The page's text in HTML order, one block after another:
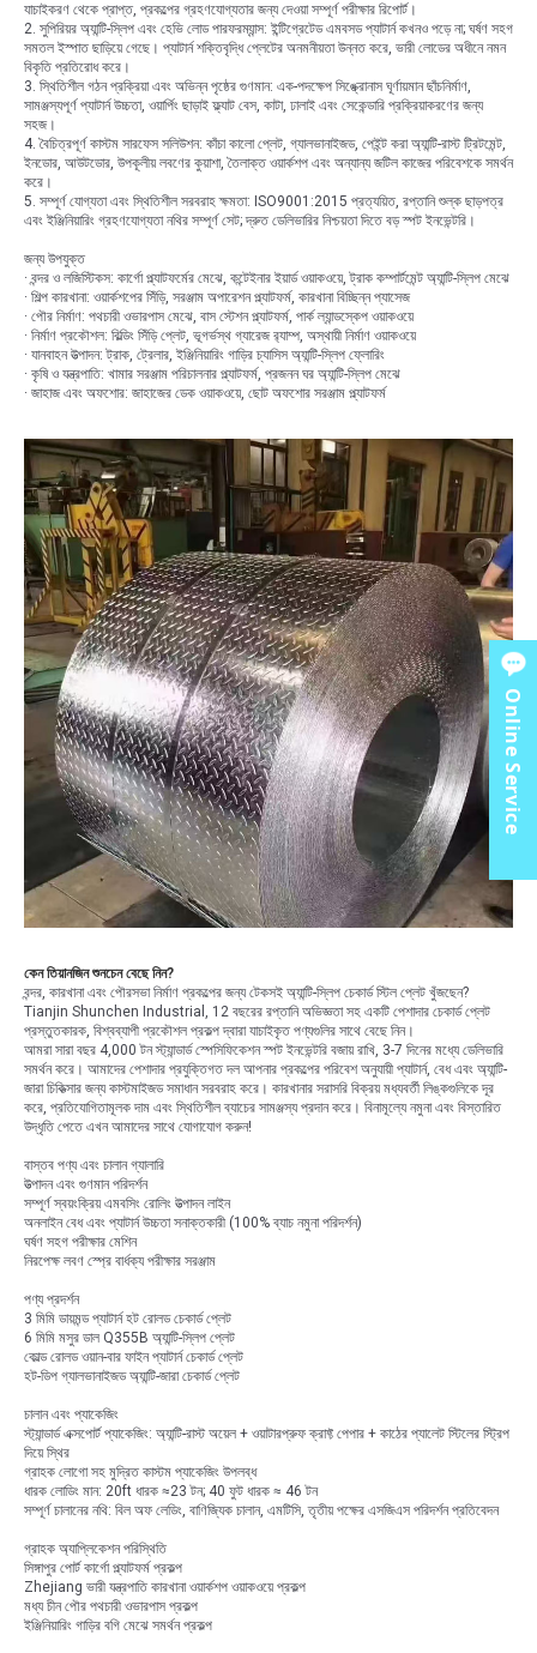
যাচাইকরণ থেকে প্রাপ্ত, প্রকল্পের গ্রহণযোগ্যতার জন্য দেওয়া সম্পূর্ণ পরীক্ষার রিপোর্ট।
2. সুপিরিয়র অ্যান্টি-স্লিপ এবং হেভি লোড পারফরম্যান্স: ইন্টিগ্রেটেড এমবসড প্যাটার্ন কখনও পড়ে না; ঘর্ষণ সহগ
সমতল ইস্পাত ছাড়িয়ে গেছে। প্যাটার্ন শক্তিবৃদ্ধি প্লেটের অনমনীয়তা উন্নত করে, ভারী লোডের অধীনে নমন
বিকৃতি প্রতিরোধ করে।
3. স্থিতিশীল গঠন প্রক্রিয়া এবং অভিন্ন পৃষ্ঠের গুণমান: এক-পদক্ষেপ সিঙ্ক্রোনাস ঘূর্ণায়মান ছাঁচনির্মাণ,
সামঞ্জস্যপূর্ণ প্যাটার্ন উচ্চতা, ওয়ার্পিং ছাড়াই ফ্ল্যাট বেস, কাটা, ঢালাই এবং সেকেন্ডারি প্রক্রিয়াকরণের জন্য
সহজ।
4. বৈচিত্রপূর্ণ কাস্টম সারফেস সলিউশন: কাঁচা কালো প্লেট, গ্যালভানাইজড, পেইন্ট করা অ্যান্টি-রাস্ট ট্রিটমেন্ট,
ইনডোর, আউটডোর, উপকূলীয় লবণের কুয়াশা, তৈলাক্ত ওয়ার্কশপ এবং অন্যান্য জটিল কাজের পরিবেশকে সমর্থন
করে।
5. সম্পূর্ণ যোগ্যতা এবং স্থিতিশীল সরবরাহ ক্ষমতা: ISO9001:2015 প্রত্যয়িত, রপ্তানি শুল্ক ছাড়পত্র
এবং ইঞ্জিনিয়ারিং গ্রহণযোগ্যতা নথির সম্পূর্ণ সেট; দ্রুত ডেলিভারির নিশ্চয়তা দিতে বড় স্পট ইনভেন্টরি।
জন্য উপযুক্ত
· বন্দর ও লজিস্টিকস: কার্গো প্ল্যাটফর্মের মেঝে, কন্টেইনার ইয়ার্ড ওয়াকওয়ে, ট্রাক কম্পার্টমেন্ট অ্যান্টি-স্লিপ মেঝে
· শিল্প কারখানা: ওয়ার্কশপের সিঁড়ি, সরঞ্জাম অপারেশন প্ল্যাটফর্ম, কারখানা বিচ্ছিন্ন প্যাসেজ
· পৌর নির্মাণ: পথচারী ওভারপাস মেঝে, বাস স্টেশন প্ল্যাটফর্ম, পার্ক ল্যান্ডস্কেপ ওয়াকওয়ে
· নির্মাণ প্রকৌশল: বিল্ডিং সিঁড়ি প্লেট, ভূগর্ভস্থ গ্যারেজ র‌্যাম্প, অস্থায়ী নির্মাণ ওয়াকওয়ে
· যানবাহন উত্পাদন: ট্রাক, ট্রেলার, ইঞ্জিনিয়ারিং গাড়ির চ্যাসিস অ্যান্টি-স্লিপ ফ্লোরিং
· কৃষি ও যন্ত্রপাতি: খামার সরঞ্জাম পরিচালনার প্ল্যাটফর্ম, প্রজনন ঘর অ্যান্টি-স্লিপ মেঝে
· জাহাজ এবং অফশোর: জাহাজের ডেক ওয়াকওয়ে, ছোট অফশোর সরঞ্জাম প্ল্যাটফর্ম
কেন তিয়ানজিন শুনচেন বেছে নিন?
বন্দর, কারখানা এবং পৌরসভা নির্মাণ প্রকল্পের জন্য টেকসই অ্যান্টি-স্লিপ চেকার্ড স্টিল প্লেট খুঁজছেন?
Tianjin Shunchen Industrial, 12 বছরের রপ্তানি অভিজ্ঞতা সহ একটি পেশাদার চেকার্ড প্লেট
প্রস্তুতকারক, বিশ্বব্যাপী প্রকৌশল প্রকল্প দ্বারা যাচাইকৃত পণ্যগুলির সাথে বেছে নিন।
আমরা সারা বছর 4,000 টন স্ট্যান্ডার্ড স্পেসিফিকেশন স্পট ইনভেন্টরি বজায় রাখি, 3-7 দিনের মধ্যে ডেলিভারি
সমর্থন করে। আমাদের পেশাদার প্রযুক্তিগত দল আপনার প্রকল্পের পরিবেশ অনুযায়ী প্যাটার্ন, বেধ এবং অ্যান্টি-
জারা চিকিত্সার জন্য কাস্টমাইজড সমাধান সরবরাহ করে। কারখানার সরাসরি বিক্রয় মধ্যবর্তী লিঙ্কগুলিকে দূর
করে, প্রতিযোগিতামূলক দাম এবং স্থিতিশীল ব্যাচের সামঞ্জস্য প্রদান করে। বিনামূল্যে নমুনা এবং বিস্তারিত
উদ্ধৃতি পেতে এখন আমাদের সাথে যোগাযোগ করুন!
বাস্তব পণ্য এবং চালান গ্যালারি
উত্পাদন এবং গুণমান পরিদর্শন
সম্পূর্ণ স্বয়ংক্রিয় এমবসিং রোলিং উত্পাদন লাইন
অনলাইন বেধ এবং প্যাটার্ন উচ্চতা সনাক্তকারী (100% ব্যাচ নমুনা পরিদর্শন)
ঘর্ষণ সহগ পরীক্ষার মেশিন
নিরপেক্ষ লবণ স্প্রে বার্ধক্য পরীক্ষার সরঞ্জাম
পণ্য প্রদর্শন
3 মিমি ডায়মন্ড প্যাটার্ন হট রোলড চেকার্ড প্লেট
6 মিমি মসুর ডাল Q355B অ্যান্টি-স্লিপ প্লেট
কোল্ড রোলড ওয়ান-বার ফাইন প্যাটার্ন চেকার্ড প্লেট
হট-ডিপ গ্যালভানাইজড অ্যান্টি-জারা চেকার্ড প্লেট
চালান এবং প্যাকেজিং
স্ট্যান্ডার্ড এক্সপোর্ট প্যাকেজিং: অ্যান্টি-রাস্ট অয়েল + ওয়াটারপ্রুফ ক্রাফ্ট পেপার + কাঠের প্যালেট স্টিলের স্ট্রিপ
দিয়ে স্থির
গ্রাহক লোগো সহ মুদ্রিত কাস্টম প্যাকেজিং উপলব্ধ
ধারক লোডিং মান: 20ft ধারক ≈23 টন; 40 ফুট ধারক ≈ 46 টন
সম্পূর্ণ চালানের নথি: বিল অফ লেডিং, বাণিজ্যিক চালান, এমটিসি, তৃতীয় পক্ষের এসজিএস পরিদর্শন প্রতিবেদন
গ্রাহক অ্যাপ্লিকেশন পরিস্থিতি
সিঙ্গাপুর পোর্ট কার্গো প্ল্যাটফর্ম প্রকল্প
Zhejiang ভারী যন্ত্রপাতি কারখানা ওয়ার্কশপ ওয়াকওয়ে প্রকল্প
মধ্য চীন পৌর পথচারী ওভারপাস প্রকল্প
ইঞ্জিনিয়ারিং গাড়ির বগি মেঝে সমর্থন প্রকল্প
Online Service